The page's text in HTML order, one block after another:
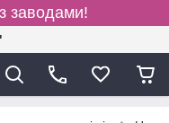
заводами!